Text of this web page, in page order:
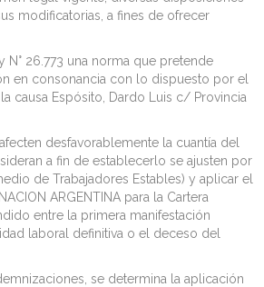
modificatorias, a fines de ofrecer
26.773 una norma que pretende
en consonancia con lo dispuesto por el
causa Espósito, Dardo Luis c/ Provincia
desfavorablemente la cuantía del
a fin de establecerlo se ajusten por
de Trabajadores Estables) y aplicar el
ARGENTINA para la Cartera
entre la primera manifestación
laboral definitiva o el deceso del
se determina la aplicación